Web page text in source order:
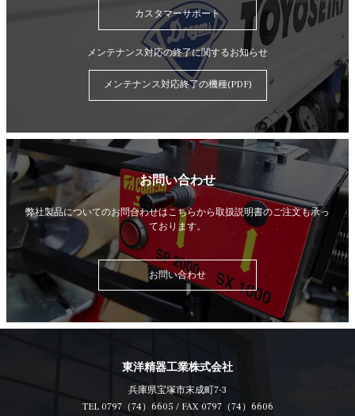
カスタマーサポート
メンテナンス対応の終了に関するお知らせ
メンテナンス対応終了の機種(PDF)
お問い合わせ
弊社製品についてのお問合わせはこちらから取扱説明書のご注文も承っ
ております。
お問い合わせ
東洋精器工業株式会社
兵庫県宝塚市末成町7-3
TEL 0797（74）6605 / FAX 0797（74）6606